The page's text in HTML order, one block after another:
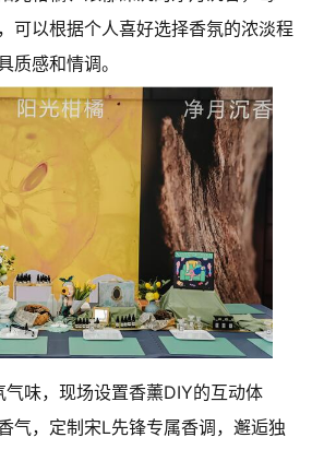
可以根据个人喜好选择香氛的浓淡程
质感和情调。
气味，现场设置香薰DIY的互动体
气，定制宋L先锋专属香调，邂逅独